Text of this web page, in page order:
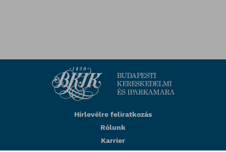
Hírlevélre feliratkozás
Rólunk
Karrier